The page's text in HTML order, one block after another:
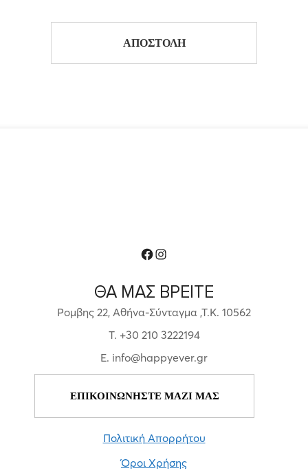
ΘΑ ΜΑΣ ΒΡΕΙΤΕ
Ρομβης 22, Αθήνα-Σύνταγμα ,Τ.Κ. 10562
T. +30 210 3222194
E. info@happyever.gr
ΕΠΙΚΟΙΝΩΝΗΣΤΕ ΜΑΖΙ ΜΑΣ
Πολιτική Απορρήτου
Όροι Χρήσης
Facebook
Instagram